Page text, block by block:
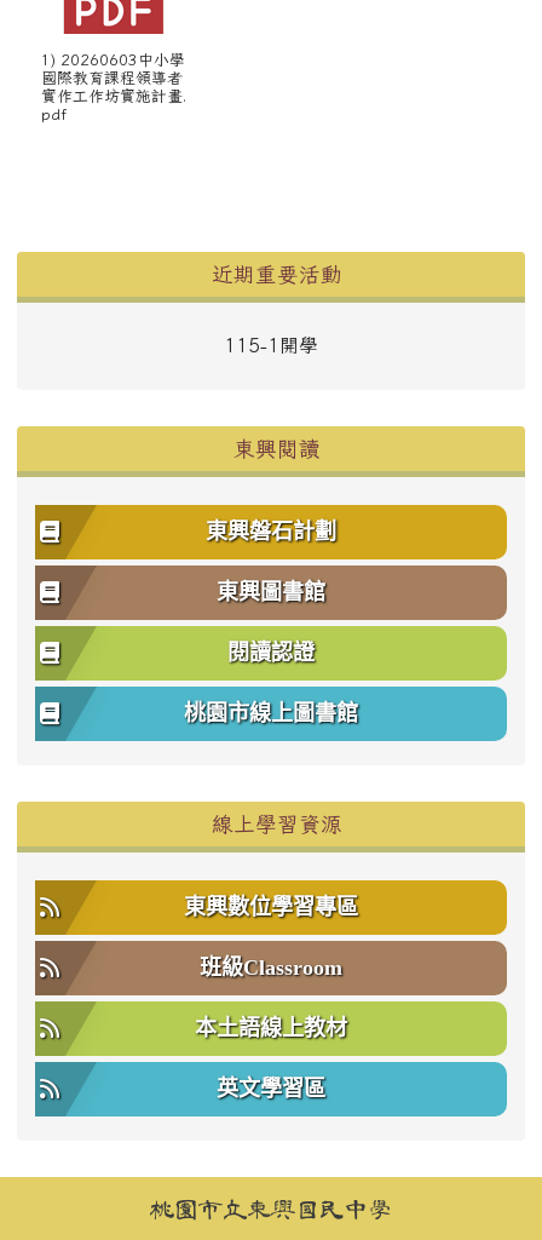
1) 20260603中小學
國際教育課程領導者
實作工作坊實施計畫.
pdf
近期重要活動
115-1開學
東興閱讀
東興磐石計劃
東興圖書館
閱讀認證
桃園市線上圖書館
線上學習資源
東興數位學習專區
班級Classroom
本土語線上教材
英文學習區
頁尾區域內容桃園市立東興國民中學